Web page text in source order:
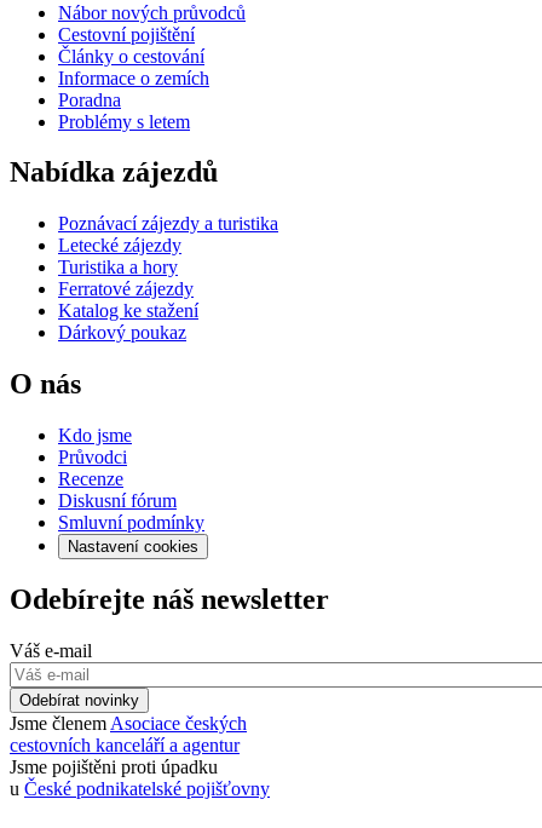
Nábor nových průvodců
Cestovní pojištění
Články o cestování
Informace o zemích
Poradna
Problémy s letem
Nabídka zájezdů
Poznávací zájezdy a turistika
Letecké zájezdy
Turistika a hory
Ferratové zájezdy
Katalog ke stažení
Dárkový poukaz
O nás
Kdo jsme
Průvodci
Recenze
Diskusní fórum
Smluvní podmínky
Nastavení cookies
Odebírejte náš newsletter
Váš e-mail
Odebírat novinky
Jsme členem Asociace českých
cestovních kanceláří a agentur
Jsme pojištěni proti úpadku
u České podnikatelské pojišťovny